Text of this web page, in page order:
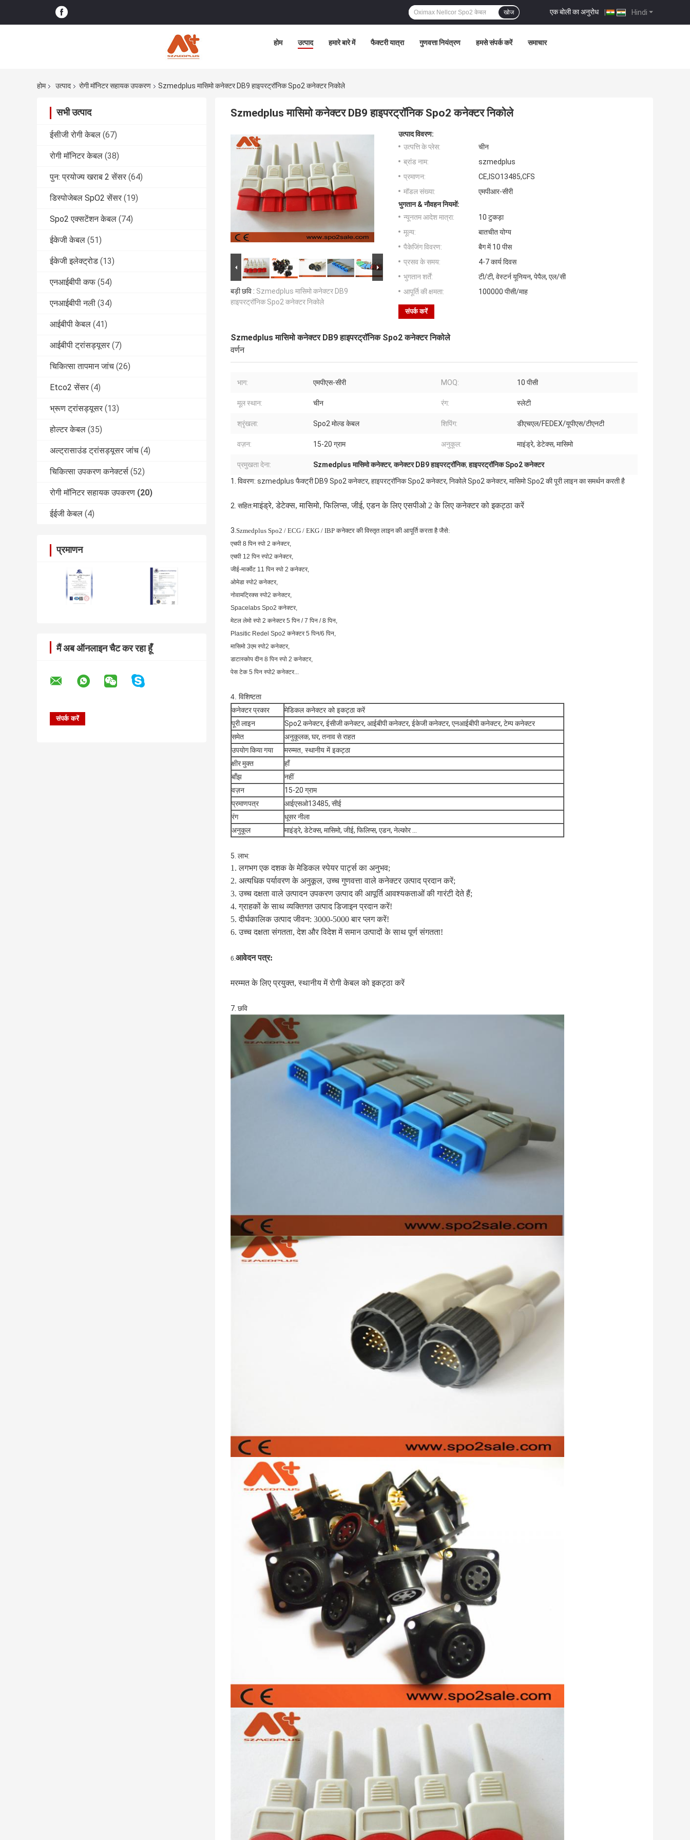
Hindi
एक बोली का अनुरोध |
खोज
होम उत्पाद हमारे बारे में फैक्टरी यात्रा गुणवत्ता नियंत्रण हमसे संपर्क करें समाचार
होम उत्पाद रोगी मॉनिटर सहायक उपकरण Szmedplus मासिमो कनेक्टर DB9 हाइपरट्रॉनिक Spo2 कनेक्टर निकोले
सभी उत्पाद
ईसीजी रोगी केबल (67)
रोगी मॉनिटर केबल (38)
पुन: प्रयोज्य खराब 2 सेंसर (64)
डिस्पोजेबल SpO2 सेंसर (19)
Spo2 एक्सटेंशन केबल (74)
ईकेजी केबल (51)
ईकेजी इलेक्ट्रोड (13)
एनआईबीपी कफ (54)
एनआईबीपी नली (34)
आईबीपी केबल (41)
आईबीपी ट्रांसड्यूसर (7)
चिकित्सा तापमान जांच (26)
Etco2 सेंसर (4)
भ्रूण ट्रांसड्यूसर (13)
होल्टर केबल (35)
अल्ट्रासाउंड ट्रांसड्यूसर जांच (4)
चिकित्सा उपकरण कनेक्टर्स (52)
रोगी मॉनिटर सहायक उपकरण (20)
ईईजी केबल (4)
प्रमाणन
मैं अब ऑनलाइन चैट कर रहा हूँ
Szmedplus मासिमो कनेक्टर DB9 हाइपरट्रॉनिक Spo2 कनेक्टर निकोले
बड़ी छवि : Szmedplus मासिमो कनेक्टर DB9
हाइपरट्रॉनिक Spo2 कनेक्टर निकोले
उत्पाद विवरण:
उत्पत्ति के प्लेस:
चीन
ब्रांड नाम:
szmedplus
प्रमाणन:
CE,ISO13485,CFS
मॉडल संख्या:
एमपीआर-सीरी
भुगतान & नौवहन नियमों:
न्यूनतम आदेश मात्रा:
10 टुकड़ा
मूल्य:
बातचीत योग्य
पैकेजिंग विवरण:
बैग में 10 पीस
प्रसव के समय:
4-7 कार्य दिवस
भुगतान शर्तें:
टी/टी, वेस्टर्न यूनियन, पेपैल, एल/सी
आपूर्ति की क्षमता:
100000 पीसी/माह
संपर्क करें
Szmedplus मासिमो कनेक्टर DB9 हाइपरट्रॉनिक Spo2 कनेक्टर निकोले
वर्णन
भाग: एमपीएस-सीरी MOQ: 10 पीसी
मूल स्थान: चीन रंग: स्लेटी
श्रृंखला: Spo2 मोल्ड केबल शिपिंग: डीएचएल/FEDEX/यूपीएस/टीएनटी
वज़न: 15-20 ग्राम अनुकूल: माइंड्रे, डेटेक्स, मासिमो
प्रमुखता देना: Szmedplus मासिमो कनेक्टर,कनेक्टर DB9 हाइपरट्रॉनिक,हाइपरट्रॉनिक Spo2 कनेक्टर
1. विवरण: szmedplus फैक्ट्री DB9 Spo2 कनेक्टर, हाइपरट्रॉनिक Spo2 कनेक्टर, निकोले Spo2 कनेक्टर, मासिमो Spo2 की पूरी लाइन का समर्थन करती है
2. सहित:माइंड्रे, डेटेक्स, मासिमो, फिलिप्स, जीई, एडन के लिए एसपीओ 2 के लिए कनेक्टर को इकट्ठा करें
3.Szmedplus Spo2 / ECG / EKG / IBP कनेक्टर की विस्तृत लाइन की आपूर्ति करता है जैसे:
एचपी 8 पिन स्पो 2 कनेक्टर,
एचपी 12 पिन स्पो2 कनेक्टर,
जीई-मार्क्वेट 11 पिन स्पो 2 कनेक्टर,
ओमेडा स्पो2 कनेक्टर,
नोवामट्रिक्स स्पो2 कनेक्टर,
Spacelabs Spo2 कनेक्टर,
मेटल लेमो स्पो 2 कनेक्टर 5 पिन / 7 पिन / 8 पिन,
Plasitic Redel Spo2 कनेक्टर 5 पिन/6 पिन,
मासिमो 3एम स्पो2 कनेक्टर,
डाटास्कोप दीन 8 पिन स्पो 2 कनेक्टर,
पेस टेक 5 पिन स्पो2 कनेक्टर...
4. विशिष्टता
कनेक्टर प्रकार
मेडिकल कनेक्टर को इकट्ठा करें
पूरी लाइन
Spo2 कनेक्टर, ईसीजी कनेक्टर, आईबीपी कनेक्टर, ईकेजी कनेक्टर, एनआईबीपी कनेक्टर, टेम्प कनेक्टर
समेत
अनुकूलक, घर, तनाव से राहत
उपयोग किया गया
मरम्मत, स्थानीय में इकट्ठा
क्षीर मुक्त
हाँ
बाँझ
नहीं
वज़न
15-20 ग्राम
प्रमाणपत्र
आईएसओ13485, सीई
रंग
धूसर नीला
अनुकूल
माइंड्रे, डेटेक्स, मासिमो, जीई, फिलिप्स, एडन, नेल्कोर ...
5. लाभ:
1. लगभग एक दशक के मेडिकल स्पेयर पार्ट्स का अनुभव;
2. अत्यधिक पर्यावरण के अनुकूल, उच्च गुणवत्ता वाले कनेक्टर उत्पाद प्रदान करें;
3. उच्च दक्षता वाले उत्पादन उपकरण उत्पाद की आपूर्ति आवश्यकताओं की गारंटी देते हैं;
4. ग्राहकों के साथ व्यक्तिगत उत्पाद डिजाइन प्रदान करें!
5. दीर्घकालिक उत्पाद जीवन: 3000-5000 बार प्लग करें!
6. उच्च दक्षता संगतता, देश और विदेश में समान उत्पादों के साथ पूर्ण संगतता!
6.आवेदन पत्र:
मरम्मत के लिए प्रयुक्त, स्थानीय में रोगी केबल को इकट्ठा करें
7. छवि